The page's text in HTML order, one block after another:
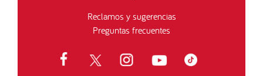
Reclamos y sugerencias
Preguntas frecuentes